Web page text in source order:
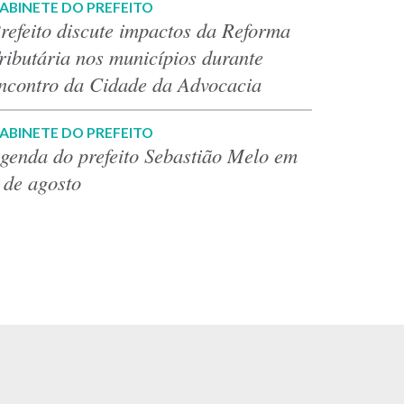
DO PREFEITO
discute impactos da Reforma
nos municípios durante
da Cidade da Advocacia
DO PREFEITO
do prefeito Sebastião Melo em
agosto